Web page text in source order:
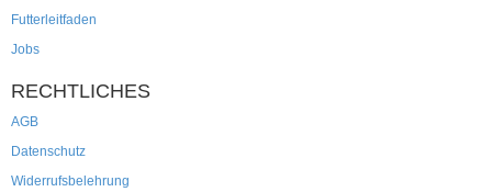
Futterleitfaden
Jobs
RECHTLICHES
AGB
Datenschutz
Widerrufsbelehrung